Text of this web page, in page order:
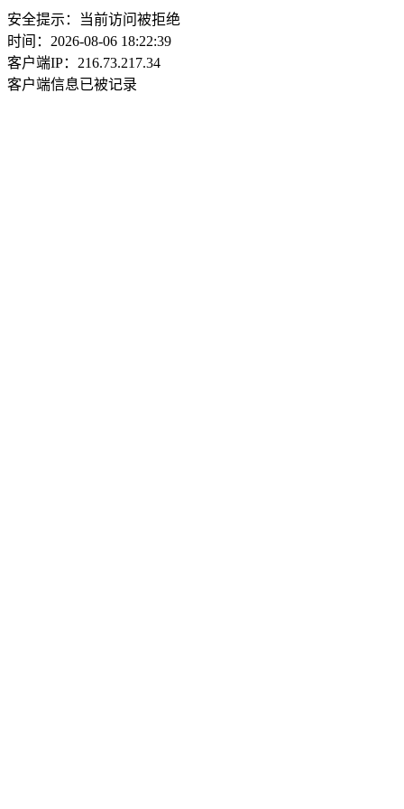
安全提示：当前访问被拒绝
时间：2026-08-06 18:22:39
客户端IP：216.73.217.34
客户端信息已被记录